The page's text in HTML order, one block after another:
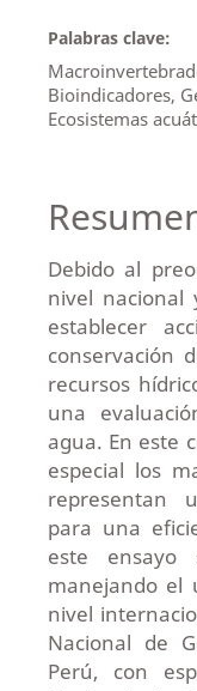
Palabras clave:
Bioindicadores,
Ecosistemas
Debido al
nivel nacional
establecer
conservación
recursos
una
agua. En este
especial los
representan
para una
este ensayo
manejando el
nivel
Nacional de
Perú, con